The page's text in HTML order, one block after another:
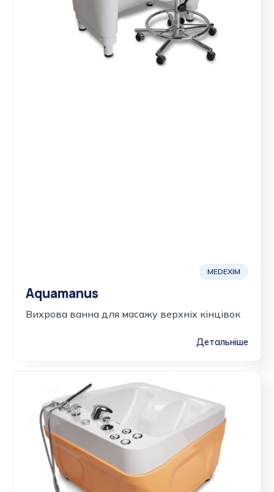
MEDEXIM
Aquamanus
Вихрова ванна для масажу верхніх кінцівок
Детальніше